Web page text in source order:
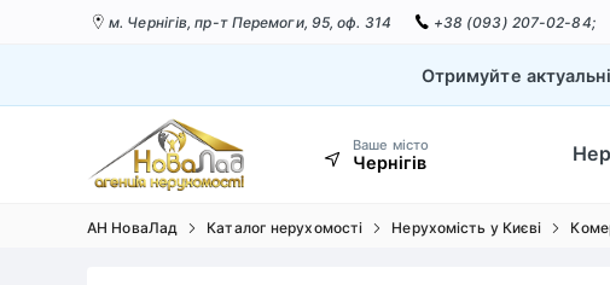
м. Чернігів, пр-т Перемоги, 95, оф. 314 +38 (093) 207-02-84;
Отримуйте
Ваше місто
Чернігів
АН НоваЛад Каталог нерухомості Нерухомість у Києві